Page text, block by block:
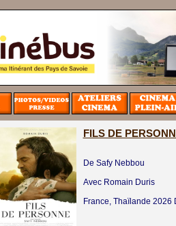
FILS DE
De Safy Nebbou
Avec Romain Duris
France, Thaïlande 2026